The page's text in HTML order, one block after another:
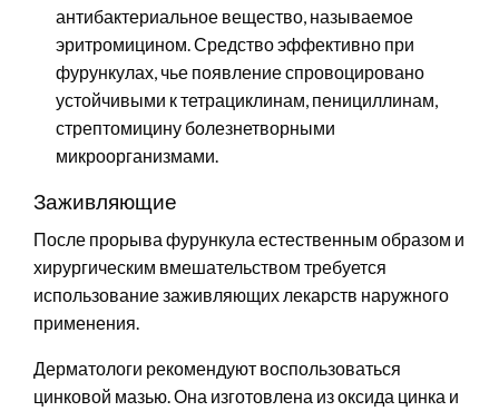
антибактериальное вещество, называемое
эритромицином. Средство эффективно при
фурункулах, чье появление спровоцировано
устойчивыми к тетрациклинам, пенициллинам,
стрептомицину болезнетворными
микроорганизмами.
Заживляющие
После прорыва фурункула естественным образом и
хирургическим вмешательством требуется
использование заживляющих лекарств наружного
применения.
Дерматологи рекомендуют воспользоваться
цинковой мазью. Она изготовлена из оксида цинка и